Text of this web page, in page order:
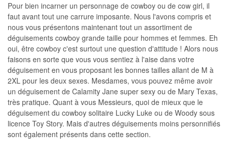
Pour bien incarner un personnage de cowboy ou de cow girl, il
faut avant tout une carrure imposante. Nous l'avons compris et
nous vous présentons maintenant tout un assortiment de
déguisements cowboy grande taille pour hommes et femmes. Eh
oui, être cowboy c'est surtout une question d'attitude ! Alors nous
faisons en sorte que vous vous sentiez à l'aise dans votre
déguisement en vous proposant les bonnes tailles allant de M à
2XL pour les deux sexes. Mesdames, vous pouvez même avoir
un déguisement de Calamity Jane super sexy ou de Mary Texas,
très pratique. Quant à vous Messieurs, quoi de mieux que le
déguisement du cowboy solitaire Lucky Luke ou de Woody sous
licence Toy Story. Mais d'autres déguisements moins personnifiés
sont également présents dans cette section.